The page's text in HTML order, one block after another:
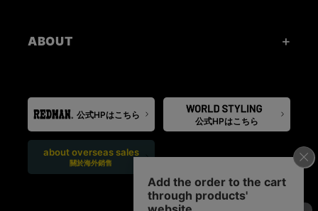
ABOUT
公式HPはこちら
公式HPはこちら
about overseas sales
關於海外銷售